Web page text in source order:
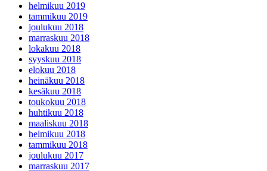
helmikuu 2019
tammikuu 2019
joulukuu 2018
marraskuu 2018
lokakuu 2018
syyskuu 2018
elokuu 2018
heinäkuu 2018
kesäkuu 2018
toukokuu 2018
huhtikuu 2018
maaliskuu 2018
helmikuu 2018
tammikuu 2018
joulukuu 2017
marraskuu 2017